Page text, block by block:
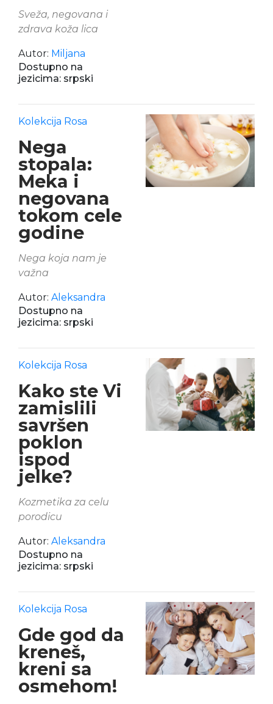
Sveža, negovana i
zdrava koža lica
Autor: Miljana
Dostupno na
jezicima: srpski
Kolekcija Rosa
Nega
stopala:
Meka i
negovana
tokom cele
godine
Nega koja nam je
važna
Autor: Aleksandra
Dostupno na
jezicima: srpski
Kolekcija Rosa
Kako ste Vi
zamislili
savršen
poklon
ispod
jelke?
Kozmetika za celu
porodicu
Autor: Aleksandra
Dostupno na
jezicima: srpski
Kolekcija Rosa
Gde god da
kreneš,
kreni sa
osmehom!